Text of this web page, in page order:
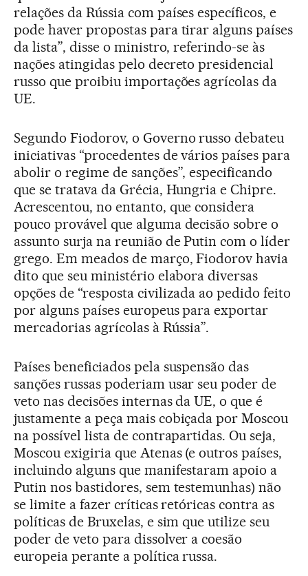
relações da Rússia com países específicos, e
pode haver propostas para tirar alguns países
da lista”, disse o ministro, referindo-se às
nações atingidas pelo decreto presidencial
russo que proibiu importações agrícolas da
UE.
Segundo Fiodorov, o Governo russo debateu
iniciativas “procedentes de vários países para
abolir o regime de sanções”, especificando
que se tratava da Grécia, Hungria e Chipre.
Acrescentou, no entanto, que considera
pouco provável que alguma decisão sobre o
assunto surja na reunião de Putin com o líder
grego. Em meados de março, Fiodorov havia
dito que seu ministério elabora diversas
opções de “resposta civilizada ao pedido feito
por alguns países europeus para exportar
mercadorias agrícolas à Rússia”.
Países beneficiados pela suspensão das
sanções russas poderiam usar seu poder de
veto nas decisões internas da UE, o que é
justamente a peça mais cobiçada por Moscou
na possível lista de contrapartidas. Ou seja,
Moscou exigiria que Atenas (e outros países,
incluindo alguns que manifestaram apoio a
Putin nos bastidores, sem testemunhas) não
se limite a fazer críticas retóricas contra as
políticas de Bruxelas, e sim que utilize seu
poder de veto para dissolver a coesão
europeia perante a política russa.